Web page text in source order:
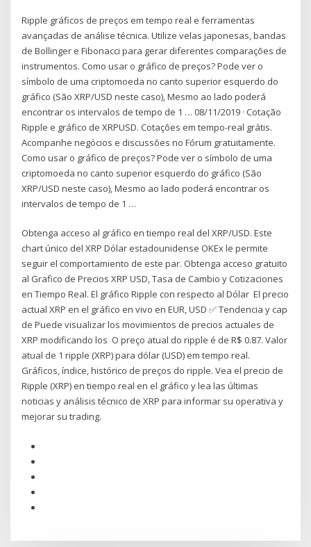
Ripple gráficos de preços em tempo real e ferramentas
avançadas de análise técnica. Utilize velas japonesas, bandas
de Bollinger e Fibonacci para gerar diferentes comparações de
instrumentos. Como usar o gráfico de preços? Pode ver o
símbolo de uma criptomoeda no canto superior esquerdo do
gráfico (São XRP/USD neste caso), Mesmo ao lado poderá
encontrar os intervalos de tempo de 1 … 08/11/2019 · Cotação
Ripple e gráfico de XRPUSD. Cotações em tempo-real grátis.
Acompanhe negócios e discussões no Fórum gratuitamente.
Como usar o gráfico de preços? Pode ver o símbolo de uma
criptomoeda no canto superior esquerdo do gráfico (São
XRP/USD neste caso), Mesmo ao lado poderá encontrar os
intervalos de tempo de 1 …
Obtenga acceso al gráfico en tiempo real del XRP/USD. Este
chart único del XRP Dólar estadounidense OKEx le permite
seguir el comportamiento de este par. Obtenga acceso gratuito
al Grafico de Precios XRP USD, Tasa de Cambio y Cotizaciones
en Tiempo Real. El gráfico Ripple con respecto al Dólar El precio
actual XRP en el gráfico en vivo en EUR, USD ✅ Tendencia y cap
de Puede visualizar los movimientos de precios actuales de
XRP modificando los O preço atual do ripple é de R$ 0.87. Valor
atual de 1 ripple (XRP) para dólar (USD) em tempo real.
Gráficos, índice, histórico de preços do ripple. Vea el precio de
Ripple (XRP) en tiempo real en el gráfico y lea las últimas
noticias y análisis técnico de XRP para informar su operativa y
mejorar su trading.